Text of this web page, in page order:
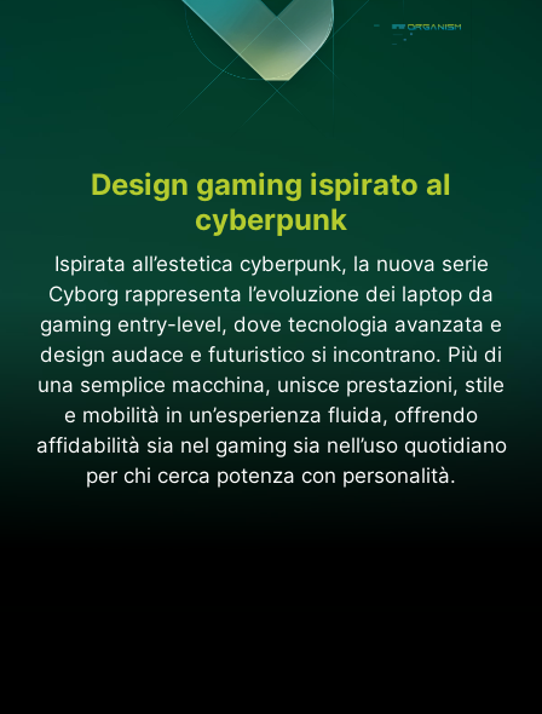
Design gaming ispirato al
cyberpunk
Ispirata all’estetica cyberpunk, la nuova serie
Cyborg rappresenta l’evoluzione dei laptop da
gaming entry-level, dove tecnologia avanzata e
design audace e futuristico si incontrano. Più di
una semplice macchina, unisce prestazioni, stile
e mobilità in un’esperienza fluida, offrendo
affidabilità sia nel gaming sia nell’uso quotidiano
per chi cerca potenza con personalità.